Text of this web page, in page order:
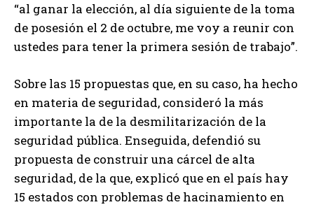
“al ganar la elección, al día siguiente de la toma
de posesión el 2 de octubre, me voy a reunir con
ustedes para tener la primera sesión de trabajo”.
Sobre las 15 propuestas que, en su caso, ha hecho
en materia de seguridad, consideró la más
importante la de la desmilitarización de la
seguridad pública. Enseguida, defendió su
propuesta de construir una cárcel de alta
seguridad, de la que, explicó que en el país hay
15 estados con problemas de hacinamiento en